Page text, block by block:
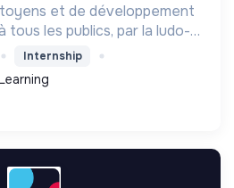
et de développement
tous les publics, par la ludo-
Internship